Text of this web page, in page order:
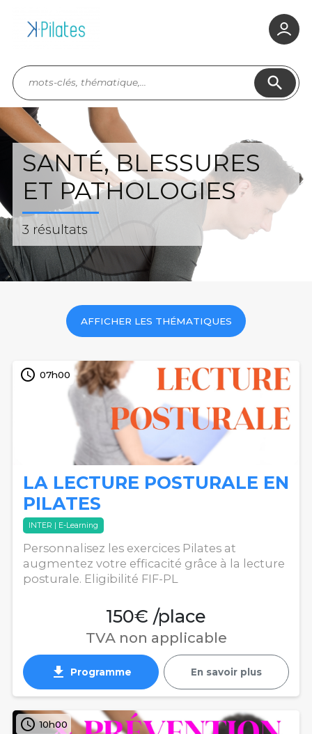
search
SANTÉ, BLESSURES
ET PATHOLOGIES
3 résultats
AFFICHER LES THÉMATIQUES
access_time 07h00
LA LECTURE POSTURALE EN
PILATES
INTER | E-Learning
Personnalisez les exercices Pilates at
augmentez votre efficacité grâce à la lecture
posturale. Eligibilité FIF-PL
150€ /place
TVA non applicable
get_app Programme En savoir plus
access_time 10h00